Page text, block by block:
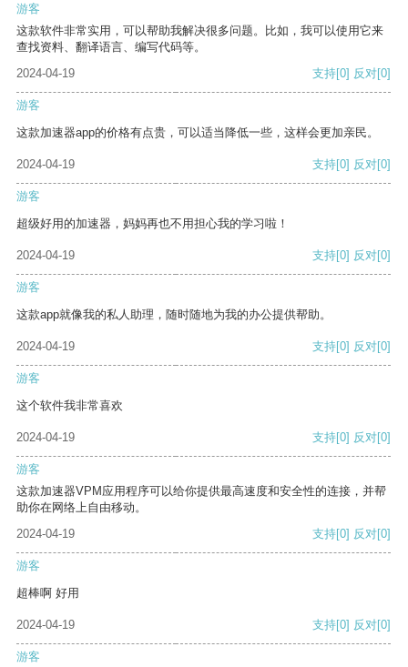
游客
这款软件非常实用，可以帮助我解决很多问题。比如，我可以使用它来
查找资料、翻译语言、编写代码等。
2024-04-19
支持[0] 反对[0]
游客
这款加速器app的价格有点贵，可以适当降低一些，这样会更加亲民。
2024-04-19 支持[0] 反对[0]
游客
超级好用的加速器，妈妈再也不用担心我的学习啦！
2024-04-19 支持[0] 反对[0]
游客
这款app就像我的私人助理，随时随地为我的办公提供帮助。
2024-04-19 支持[0] 反对[0]
游客
这个软件我非常喜欢
2024-04-19 支持[0] 反对[0]
游客
这款加速器VPM应用程序可以给你提供最高速度和安全性的连接，并帮
助你在网络上自由移动。
2024-04-19
支持[0] 反对[0]
游客
超棒啊 好用
2024-04-19 支持[0] 反对[0]
游客